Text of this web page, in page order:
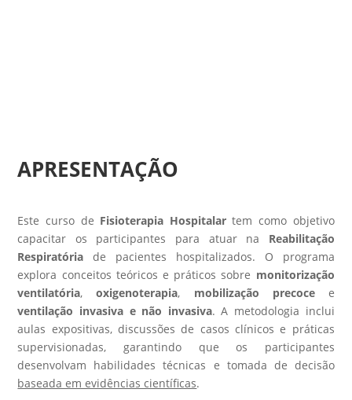
APRESENTAÇÃO
Este curso de Fisioterapia Hospitalartem como objetivo
capacitar os participantes para atuar na Reabilitação
Respiratória de pacientes hospitalizados. O programa
explora conceitos teóricos e práticos sobre monitorização
ventilatória,oxigenoterapia, mobilização precocee
ventilação invasiva e não invasiva. A metodologia inclui
aulas expositivas, discussões de casos clínicos e práticas
supervisionadas, garantindo que os participantes
desenvolvam habilidades técnicas e tomada de decisão
baseada em evidências científicas.